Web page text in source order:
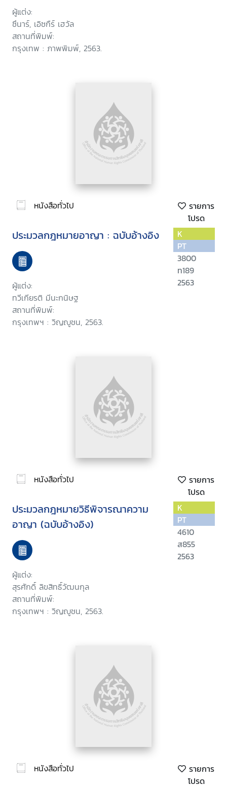
ผู้แต่ง:
ซึนาร์, เอิซกืร์ เฮวัล
สถานที่พิมพ์:
กรุงเทพ : ภาพพิมพ์, 2563.
หนังสือทั่วไป
รายการ
โปรด
ประมวลกฎหมายอาญา : ฉบับอ้างอิง
ผู้แต่ง:
ทวีเกียรติ มีนะกนิษฐ
สถานที่พิมพ์:
กรุงเทพฯ : วิญญูชน, 2563.
K
PT
3800
ท189
2563
หนังสือทั่วไป
รายการ
โปรด
ประมวลกฎหมายวิธีพิจารณาความ
อาญา (ฉบับอ้างอิง)
ผู้แต่ง:
สุรศักดิ์ ลิขสิทธิ์วัฒนกุล
สถานที่พิมพ์:
กรุงเทพฯ : วิญญูชน, 2563.
K
PT
4610
ส855
2563
หนังสือทั่วไป
รายการ
โปรด